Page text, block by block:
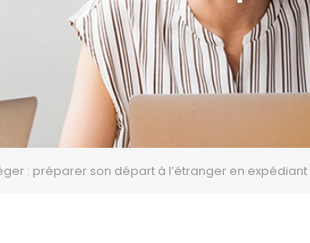
: préparer son départ à l’étranger en